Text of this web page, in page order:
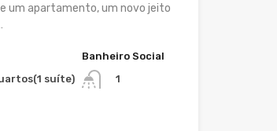
um apartamento, um novo jeito
suíte)
Banheiro Social
1